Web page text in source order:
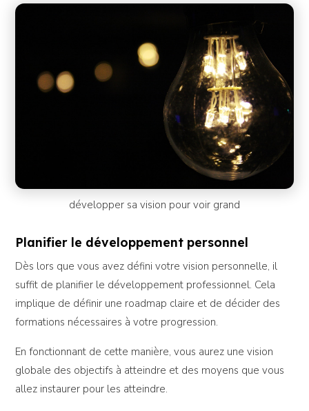
développer sa vision pour voir grand
Planifier le développement personnel
Dès lors que vous avez défini votre vision personnelle, il
suffit de planifier le développement professionnel. Cela
implique de définir une roadmap claire et de décider des
formations nécessaires à votre progression.
En fonctionnant de cette manière, vous aurez une vision
globale des objectifs à atteindre et des moyens que vous
allez instaurer pour les atteindre.